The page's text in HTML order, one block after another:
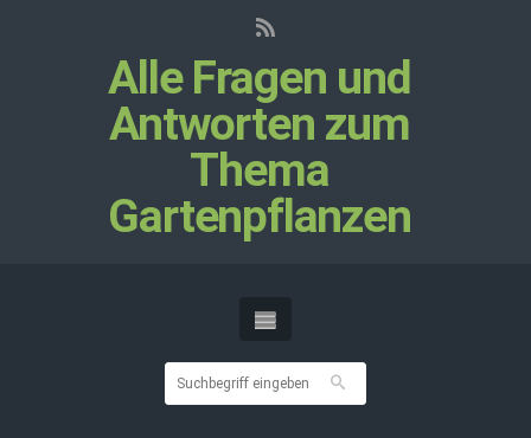
Alle Fragen und
Antworten zum
Thema
Gartenpflanzen